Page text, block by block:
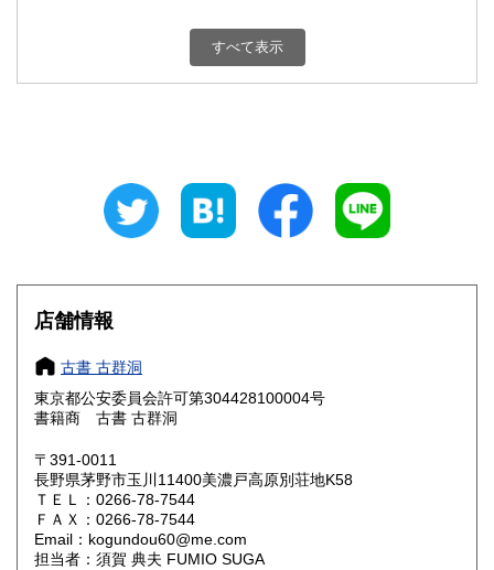
180円 富山県
180円 三重県
大阪府
奈良県
鳥取県 180円 島根県
岡山県
山口県 180円
香川県 180円
すべて表示
店舗情報
古書 古群洞
東京都公安委員会許可第304428100004号
書籍商 古書 古群洞
〒391-0011
長野県茅野市玉川11400美濃戸高原別荘地K58
ＴＥＬ：0266-78-7544
ＦＡＸ：0266-78-7544
Email：kogundou60@me.com
担当者：須賀 典夫 FUMIO SUGA